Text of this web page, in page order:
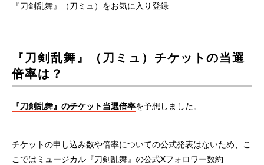
『刀剣乱舞』（刀ミュ）をお気に入り登録
『刀剣乱舞』（刀ミュ）チケットの当選
倍率は？
『刀剣乱舞』のチケット当選倍率を予想しました。
チケットの申し込み数や倍率についての公式発表はないため、こ
こではミュージカル『刀剣乱舞』の公式Xフォロワー数約